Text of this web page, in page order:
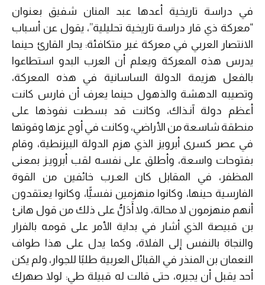
في دراسة تاريخية أعدها عبد المنان شفيق بعنوان
“معركة ذي قار دراسة تاريخية تحليلية”، يقول عن أسباب
الانتصار العربي في معركة غير متكافئة: يحار القارئ حينما
يدرس هذه المعركة ويعلم أن العرب البدو استطاعوا
بالفعل هزيمة الدولة الساسانية في هذه المعركة،
وتصيبه الدهشة والذهول حينما يعرف أن فارس كانت
أعظم دولة آنـذاك، وكانت قد بسطت نفوذها على
منطقة شاسعة من الأراضي، وكانت في أوج عزها وقوتها
في عصر كسرى أبرويز الذي هزم الدولة البيزنطية، وقام
بفتوحات واسعة، وأطلق على نفسه لقب أبرويـز بمعنى
المظفر، في المقابل كان العـرب خائفين من القوة
الفارسية حينها، وكانوا منهزمين نفسيًّا، وكانوا يعتقدون
أنهم منهزمون لا محالة، ولا أَدَلُّ على ذلك من قول هانئ
بن قبيصة الذي أشار في بداية الأمر على قومه بالفرار
والنجاة بالنفس إلى الفلاة، وكما يدل على هذا طواف
النعمان بن المنذر في القبائل العربية طلبًا للجوار، ولم يكن
أحد يقبل أن يجيره، حتى قالت له قبيلة طي: لولا صهرك